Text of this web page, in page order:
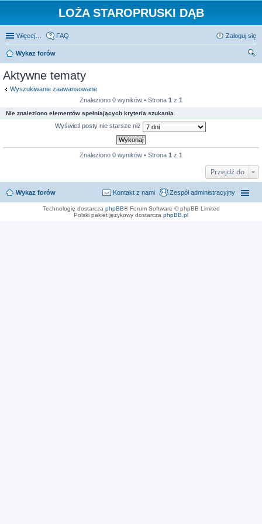
LOŻA STAROPRUSKI DĄB
Więcej… FAQ Zaloguj się
Wykaz forów
Aktywne tematy
Wyszukiwanie zaawansowane
Znaleziono 0 wyników • Strona 1 z 1
Nie znaleziono elementów spełniających kryteria szukania.
Wyświetl posty nie starsze niż
Znaleziono 0 wyników • Strona 1 z 1
Przejdź do
Wykaz forów Zespół administracyjny
Kontakt z nami
Technologię dostarcza phpBB® Forum Software © phpBB Limited
Polski pakiet językowy dostarcza phpBB.pl